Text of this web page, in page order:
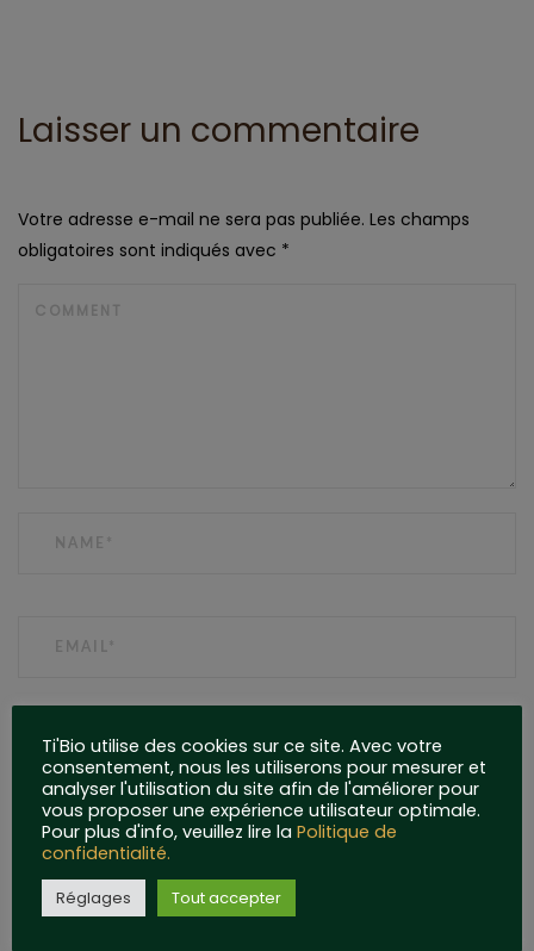
Laisser un commentaire
Votre adresse e-mail ne sera pas publiée. Les champs
obligatoires sont indiqués avec *
Ti'Bio utilise des cookies sur ce site. Avec votre
consentement, nous les utiliserons pour mesurer et
analyser l'utilisation du site afin de l'améliorer pour
vous proposer une expérience utilisateur optimale.
Pour plus d'info, veuillez lire la Politique de
confidentialité.
Réglages Tout accepter